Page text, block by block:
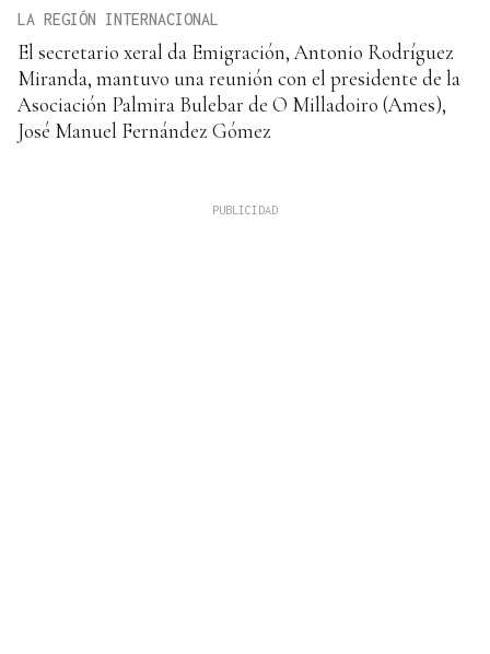
LA REGIÓN INTERNACIONAL
El secretario xeral da Emigración, Antonio Rodríguez
Miranda, mantuvo una reunión con el presidente de la
Asociación Palmira Bulebar de O Milladoiro (Ames),
José Manuel Fernández Gómez